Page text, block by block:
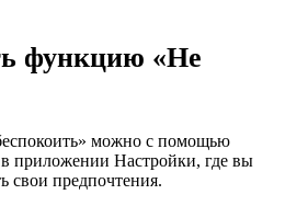
функцию «Не
можно с помощью
приложении Настройки, где вы
свои предпочтения.